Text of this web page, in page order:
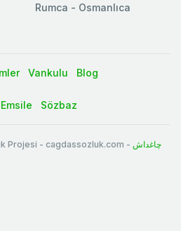
Rumca - Osmanlıca
Vankulu Blog
Emsile Sözbaz
Projesi - cagdassozluk.com - چاغداش